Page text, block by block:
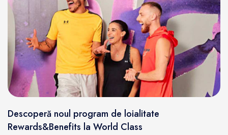
Descoperă noul program de loialitate
Rewards&Benefits la World Class